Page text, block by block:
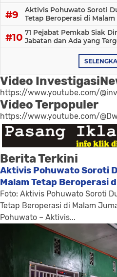
Aktivis Pohuwato Soroti
Tetap Beroperasi di Malam
71 Pejabat Pemkab Siak
Jabatan dan Ada yang
Video
https://www.youtube.com/
Video Terpopuler
https://www.youtube.com/
Berita Terkini
Aktivis Pohuwato Soroti
Malam Tetap Beroperasi
Foto: Aktivis Pohuwato Soroti
Tetap Beroperasi di Malam
Pohuwato – Aktivis...